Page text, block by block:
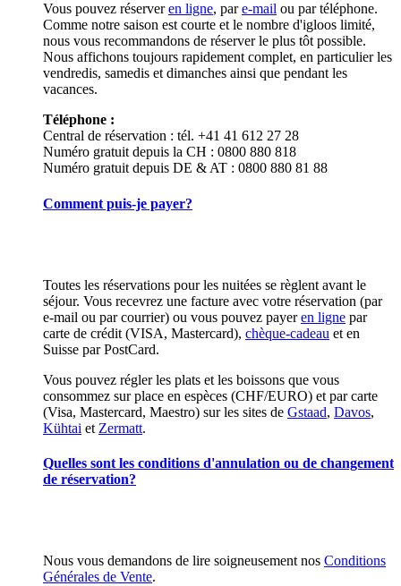
Vous pouvez réserveren ligne, pare-mail ou par téléphone.
Comme notre saison est courte et le nombre d'igloos limité,
nous vous recommandons de réserver le plus tôt possible.
Nous affichons toujours rapidement complet, en particulier les
vendredis, samedis et dimanches ainsi que pendant les
vacances.
Téléphone :
Central de réservation : tél. +41 41 612 27 28
Numéro gratuit depuis la CH : 0800 880 818
Numéro gratuit depuis DE & AT : 0800 880 81 88
Comment puis-je payer?
Toutes les réservations pour les nuitées se règlent avant le
séjour. Vous recevrez une facture avec votre réservation (par
e-mail ou par courrier) ou vous pouvez payeren ligne par
carte de crédit (VISA, Mastercard), chèque-cadeau et en
Suisse par PostCard.
Vous pouvez régler les plats et les boissons que vous
consommez sur place en espèces (CHF/EURO) et par carte
(Visa, Mastercard, Maestro) sur les sites de Gstaad, Davos,
Kühtai et Zermatt.
Quelles sont les conditions d'annulation ou de changement
de réservation?
Nous vous demandons de lire soigneusement nos Conditions
Générales de Vente.